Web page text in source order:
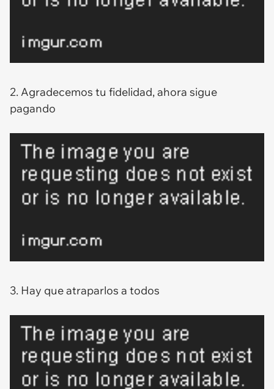
2. Agradecemos tu fidelidad, ahora sigue
pagando
3. Hay que atraparlos a todos